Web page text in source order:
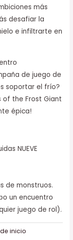
más
desafiar la
e infiltrarte en
de juego de
soportar el frío?
of the Frost Giant
épica!
NUEVE
de monstruos.
un encuentro
juego de rol).
inicio